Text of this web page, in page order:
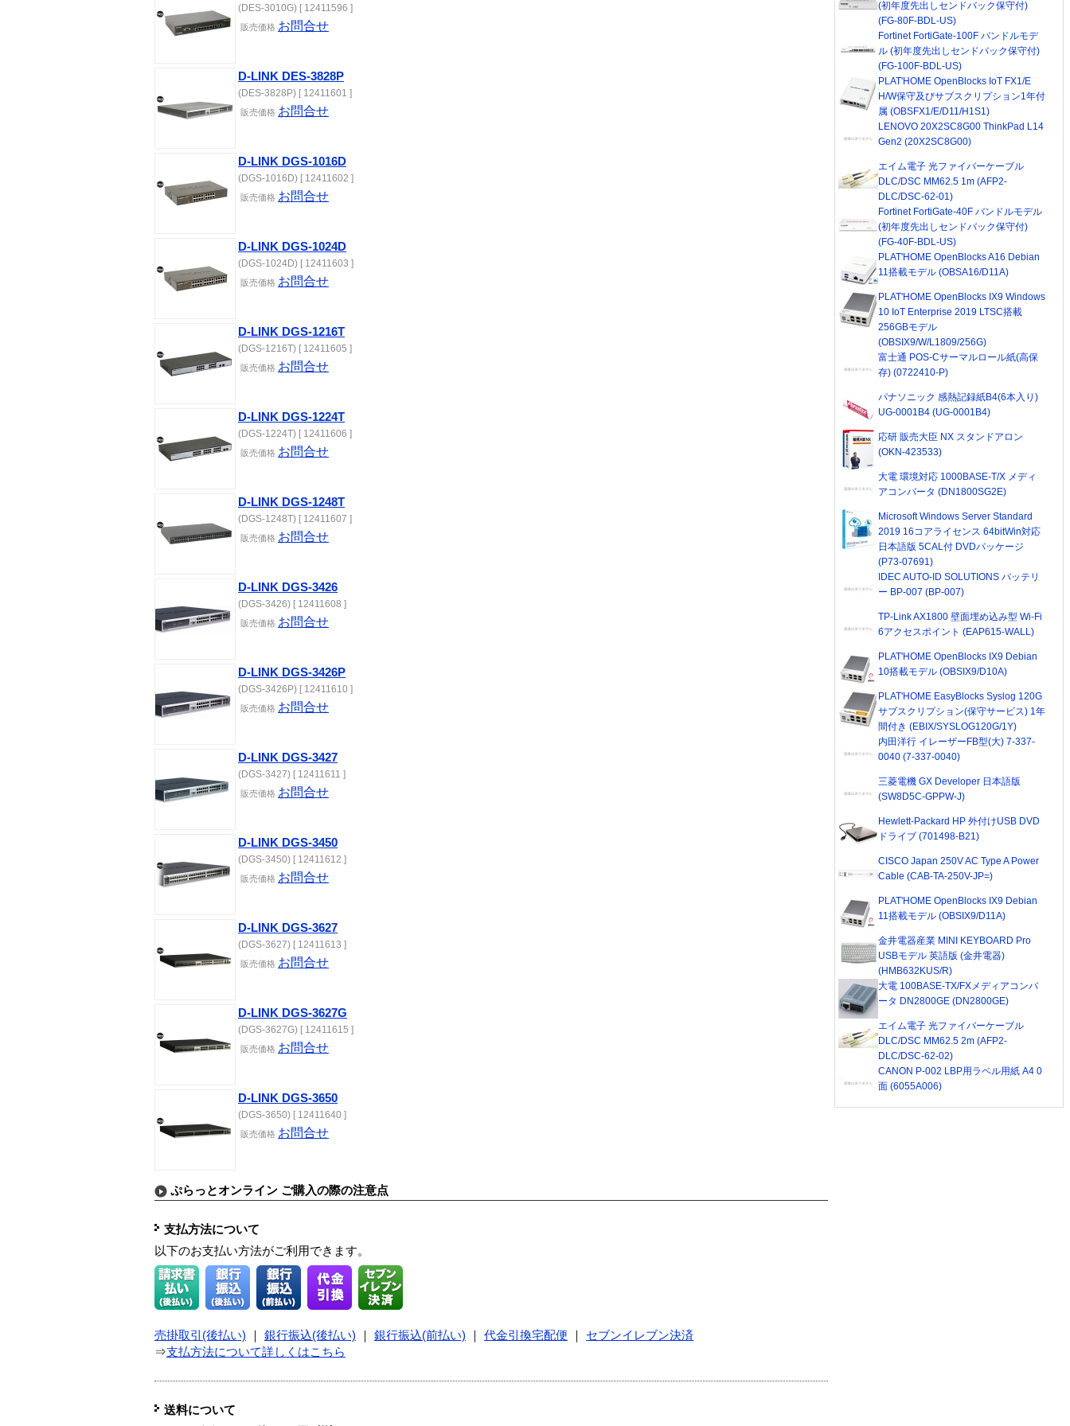
(DES-3010G) [ 12411596 ]
販売価格 お問合せ
D-LINK DES-3828P
(DES-3828P) [ 12411601 ]
販売価格 お問合せ
D-LINK DGS-1016D
(DGS-1016D) [ 12411602 ]
販売価格 お問合せ
D-LINK DGS-1024D
(DGS-1024D) [ 12411603 ]
販売価格 お問合せ
D-LINK DGS-1216T
(DGS-1216T) [ 12411605 ]
販売価格 お問合せ
D-LINK DGS-1224T
(DGS-1224T) [ 12411606 ]
販売価格 お問合せ
D-LINK DGS-1248T
(DGS-1248T) [ 12411607 ]
販売価格 お問合せ
D-LINK DGS-3426
(DGS-3426) [ 12411608 ]
販売価格 お問合せ
D-LINK DGS-3426P
(DGS-3426P) [ 12411610 ]
販売価格 お問合せ
D-LINK DGS-3427
(DGS-3427) [ 12411611 ]
販売価格 お問合せ
D-LINK DGS-3450
(DGS-3450) [ 12411612 ]
販売価格 お問合せ
D-LINK DGS-3627
(DGS-3627) [ 12411613 ]
販売価格 お問合せ
D-LINK DGS-3627G
(DGS-3627G) [ 12411615 ]
販売価格 お問合せ
D-LINK DGS-3650
(DGS-3650) [ 12411640 ]
販売価格 お問合せ
ぷらっとオンライン ご購入の際の注意点
支払方法について
以下のお支払い方法がご利用できます。
売掛取引(後払い) 銀行振込(後払い) 銀行振込(前払い) 代金引換宅配便
セブンイレブン決済
⇒支払方法について詳しくはこちら
送料について
(初年度先出しセンドバック保守付)
(FG-80F-BDL-US)
Fortinet FortiGate-100F バンドルモデ
ル (初年度先出しセンドバック保守付)
(FG-100F-BDL-US)
PLAT'HOME OpenBlocks IoT FX1/E
H/W保守及びサブスクリプション1年付
属 (OBSFX1/E/D11/H1S1)
LENOVO 20X2SC8G00 ThinkPad L14
Gen2 (20X2SC8G00)
エイム電子 光ファイバーケーブル
DLC/DSC MM62.5 1m (AFP2-
DLC/DSC-62-01)
Fortinet FortiGate-40F バンドルモデル
(初年度先出しセンドバック保守付)
(FG-40F-BDL-US)
PLAT'HOME OpenBlocks A16 Debian
11搭載モデル (OBSA16/D11A)
PLAT'HOME OpenBlocks IX9 Windows
10 IoT Enterprise 2019 LTSC搭載
256GBモデル
(OBSIX9/W/L1809/256G)
富士通 POS-Cサーマルロール紙(高保
存) (0722410-P)
パナソニック 感熱記録紙B4(6本入り)
UG-0001B4 (UG-0001B4)
応研 販売大臣 NX スタンドアロン
(OKN-423533)
大電 環境対応 1000BASE-T/X メディ
アコンバータ (DN1800SG2E)
Microsoft Windows Server Standard
2019 16コアライセンス 64bitWin対応
日本語版 5CAL付 DVDパッケージ
(P73-07691)
IDEC AUTO-ID SOLUTIONS バッテリ
ー BP-007 (BP-007)
TP-Link AX1800 壁面埋め込み型 Wi-Fi
6アクセスポイント (EAP615-WALL)
PLAT'HOME OpenBlocks IX9 Debian
10搭載モデル (OBSIX9/D10A)
PLAT'HOME EasyBlocks Syslog 120G
サブスクリプション(保守サービス) 1年
間付き (EBIX/SYSLOG120G/1Y)
内田洋行 イレーザーFB型(大) 7-337-
0040 (7-337-0040)
三菱電機 GX Developer 日本語版
(SW8D5C-GPPW-J)
Hewlett-Packard HP 外付けUSB DVD
ドライブ (701498-B21)
CISCO Japan 250V AC Type A Power
Cable (CAB-TA-250V-JP=)
PLAT'HOME OpenBlocks IX9 Debian
11搭載モデル (OBSIX9/D11A)
金井電器産業 MINI KEYBOARD Pro
USBモデル 英語版 (金井電器)
(HMB632KUS/R)
大電 100BASE-TX/FXメディアコンバ
ータ DN2800GE (DN2800GE)
エイム電子 光ファイバーケーブル
DLC/DSC MM62.5 2m (AFP2-
DLC/DSC-62-02)
CANON P-002 LBP用ラベル用紙 A4 0
面 (6055A006)